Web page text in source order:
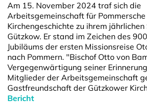
Am 15. November 2024 traf sich die
Arbeitsgemeinschaft für Pommersche
Kirchengeschichte zu ihrem
Gützkow. Er stand im Zeichen des
Jubiläums der ersten Missionsreise
nach Pommern. "Bischof Otto von
Vergegenwärtigung seiner
Mitglieder der Arbeitsgemeinschaft
Gastfreundschaft der Gützkower
Bericht